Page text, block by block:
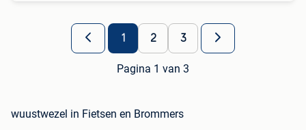
1 2 3
Pagina 1 van 3
wuustwezel in Fietsen en Brommers